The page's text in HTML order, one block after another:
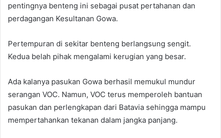
pentingnya benteng ini sebagai pusat pertahanan dan
perdagangan Kesultanan Gowa.
Pertempuran di sekitar benteng berlangsung sengit.
Kedua belah pihak mengalami kerugian yang besar.
Ada kalanya pasukan Gowa berhasil memukul mundur
serangan VOC. Namun, VOC terus memperoleh bantuan
pasukan dan perlengkapan dari Batavia sehingga mampu
mempertahankan tekanan dalam jangka panjang.